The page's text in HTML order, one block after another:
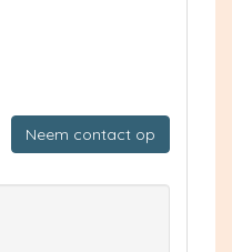
Neem contact op